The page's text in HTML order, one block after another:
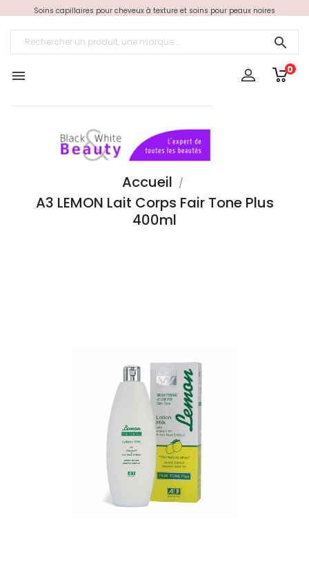
Soins capillaires pour cheveux à texture et soins pour peaux noires

 0
Accueil
A3 LEMON Lait Corps Fair Tone Plus
400ml